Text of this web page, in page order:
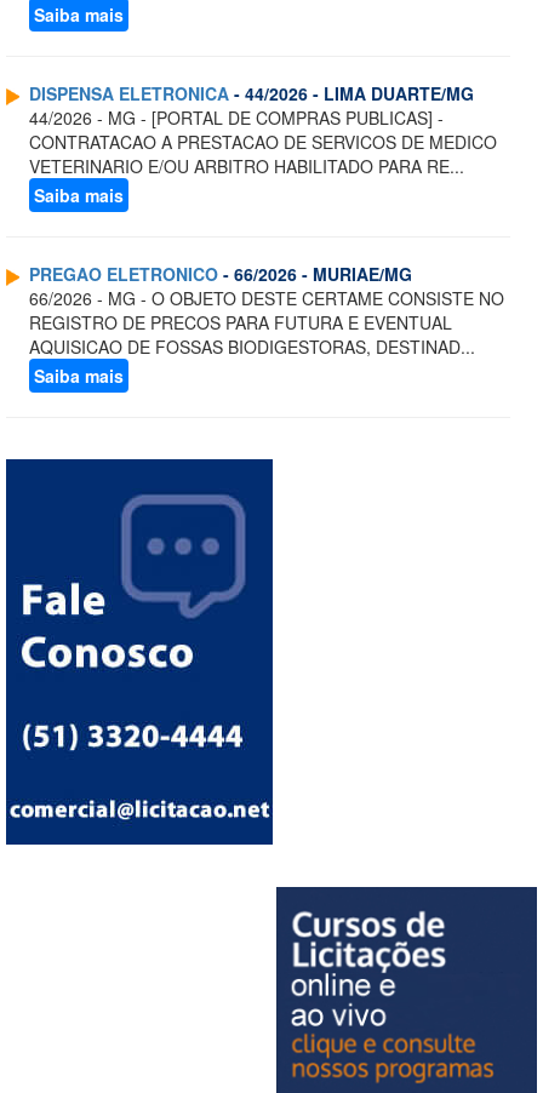
Saiba mais
DISPENSA ELETRONICA - 44/2026 - LIMA DUARTE/MG
44/2026 - MG - [PORTAL DE COMPRAS PUBLICAS] -
CONTRATACAO A PRESTACAO DE SERVICOS DE MEDICO
VETERINARIO E/OU ARBITRO HABILITADO PARA RE...
Saiba mais
PREGAO ELETRONICO - 66/2026 - MURIAE/MG
66/2026 - MG - O OBJETO DESTE CERTAME CONSISTE NO
REGISTRO DE PRECOS PARA FUTURA E EVENTUAL
AQUISICAO DE FOSSAS BIODIGESTORAS, DESTINAD...
Saiba mais